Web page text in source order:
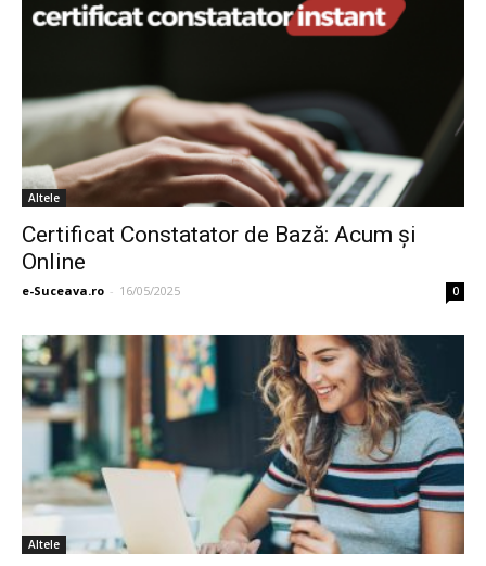
Altele
Certificat Constatator de Bază: Acum și
Online
e-Suceava.ro - 16/05/2025 0
Altele